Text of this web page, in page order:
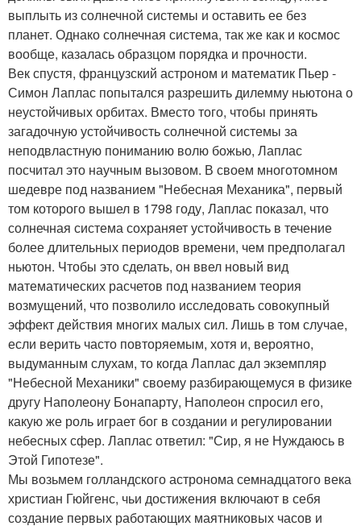
выплыть из солнечной системы и оставить ее без
планет. Однако солнечная система, так же как и космос
вообще, казалась образцом порядка и прочности.
Век спустя, французский астроном и математик Пьер -
Симон Лаплас попытался разрешить дилемму ньютона о
неустойчивых орбитах. Вместо того, чтобы принять
загадочную устойчивость солнечной системы за
неподвластную пониманию волю божью, Лаплас
посчитал это научным вызовом. В своем многотомном
шедевре под названием "Небесная Механика", первый
том которого вышел в 1798 году, Лаплас показал, что
солнечная система сохраняет устойчивость в течение
более длительных периодов времени, чем предполагал
ньютон. Чтобы это сделать, он ввел новый вид
математических расчетов под названием теория
возмущений, что позволило исследовать совокупный
эффект действия многих малых сил. Лишь в том случае,
если верить часто повторяемым, хотя и, вероятно,
выдуманным слухам, то когда Лаплас дал экземпляр
"Небесной Механики" своему разбирающемуся в физике
другу Наполеону Бонапарту, Наполеон спросил его,
какую же роль играет бог в создании и регулировании
небесных сфер. Лаплас ответил: "Сир, я не Нуждаюсь в
Этой Гипотезе".
Мы возьмем голландского астронома семнадцатого века
христиан Гюйгенс, чьи достижения включают в себя
создание первых работающих маятниковых часов и